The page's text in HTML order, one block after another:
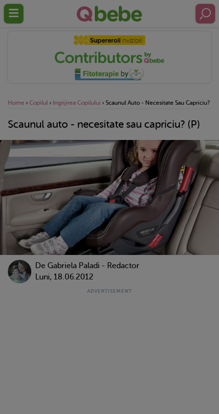
Home › Copilul › Ingrijirea Copilului › Scaunul Auto - Necesitate Sau Capriciu? (P)
Scaunul auto - necesitate sau capriciu? (P)
De Gabriela Paladi - Redactor
Luni, 18.06.2012